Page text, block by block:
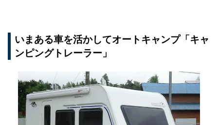
いまある車を活かしてオートキャンプ「キャ
ンピングトレーラー」